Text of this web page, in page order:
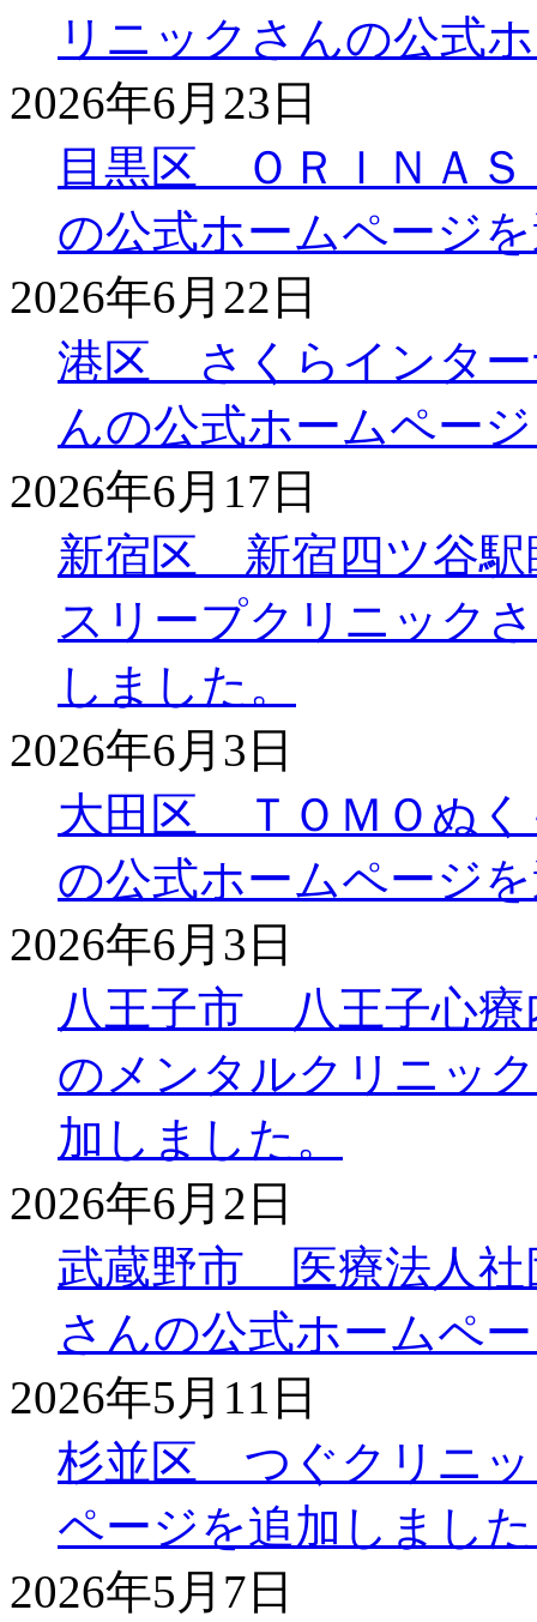
リニックさんの公式
2026年6月23日
目黒区 ＯＲＩＮＡ
の公式ホームページ
2026年6月22日
港区 さくらインター
んの公式ホームペー
2026年6月17日
新宿区 新宿四ツ谷駅
スリープクリニック
しました。
2026年6月3日
大田区 ＴＯＭＯぬく
の公式ホームページ
2026年6月3日
八王子市 八王子心療
のメンタルクリニッ
加しました。
2026年6月2日
武蔵野市 医療法人
さんの公式ホームペ
2026年5月11日
杉並区 つぐクリニッ
ページを追加しまし
2026年5月7日